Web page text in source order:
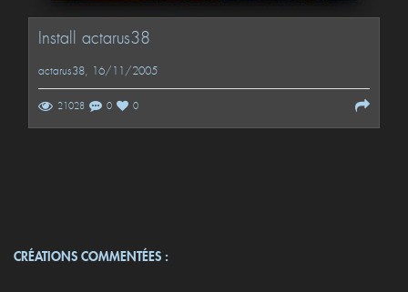
Install actarus38
actarus38, 16/11/2005
21028 0 0
CRÉATIONS COMMENTÉES :